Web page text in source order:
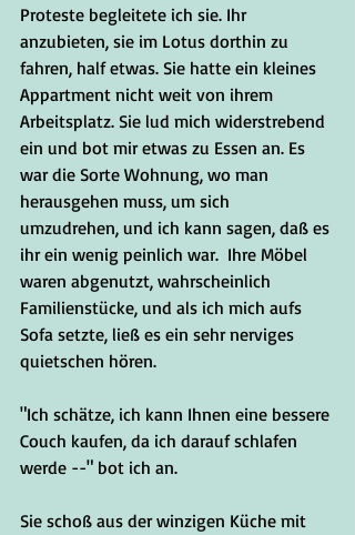
Proteste begleitete ich sie. Ihr
anzubieten, sie im Lotus dorthin zu
fahren, half etwas. Sie hatte ein kleines
Appartment nicht weit von ihrem
Arbeitsplatz. Sie lud mich widerstrebend
ein und bot mir etwas zu Essen an. Es
war die Sorte Wohnung, wo man
herausgehen muss, um sich
umzudrehen, und ich kann sagen, daß es
ihr ein wenig peinlich war.  Ihre Möbel
waren abgenutzt, wahrscheinlich
Familienstücke, und als ich mich aufs
Sofa setzte, ließ es ein sehr nerviges
quietschen hören.
"Ich schätze, ich kann Ihnen eine bessere
Couch kaufen, da ich darauf schlafen
werde --" bot ich an.
Sie schoß aus der winzigen Küche mit